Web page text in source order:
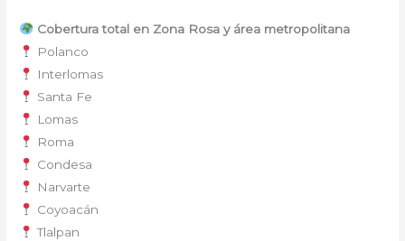
Cobertura total en Zona Rosa y área metropolitana
Polanco
Interlomas
Santa Fe
Lomas
Roma
Condesa
Narvarte
Coyoacán
Tlalpan